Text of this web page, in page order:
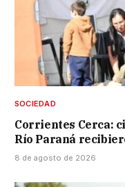
SOCIEDAD
Corrientes Cerca:
Río Paraná
8 de agosto de 2026